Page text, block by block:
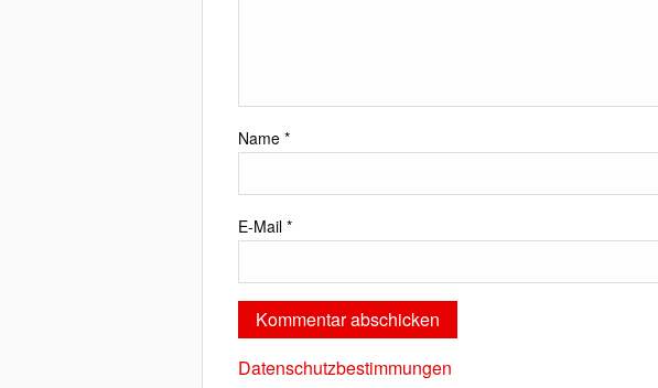
Name *
E-Mail *
Datenschutzbestimmungen